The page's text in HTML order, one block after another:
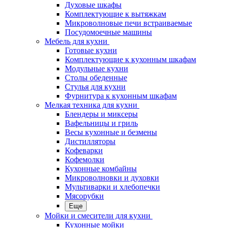
Духовые шкафы
Комплектующие к вытяжкам
Микроволновые печи встраиваемые
Посудомоечные машины
Мебель для кухни
Готовые кухни
Комплектующие к кухонным шкафам
Модульные кухни
Столы обеденные
Стулья для кухни
Фурнитура к кухонным шкафам
Мелкая техника для кухни
Блендеры и миксеры
Вафельницы и гриль
Весы кухонные и безмены
Дистилляторы
Кофеварки
Кофемолки
Кухонные комбайны
Микроволновки и духовки
Мультиварки и хлебопечки
Мясорубки
Еще
Мойки и смесители для кухни
Кухонные мойки